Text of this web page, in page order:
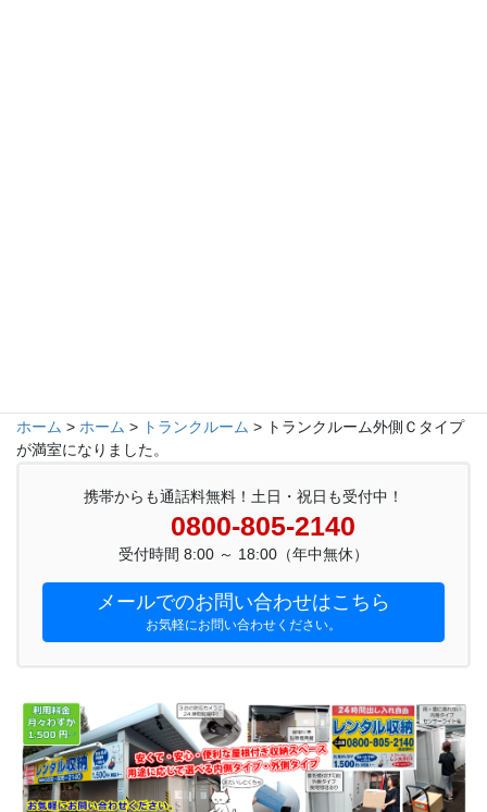
ホーム > ホーム > トランクルーム > トランクルーム外側Ｃタイプ
が満室になりました。
携帯からも通話料無料！土日・祝日も受付中！
0800-805-2140
受付時間 8:00 ～ 18:00（年中無休）
メールでのお問い合わせはこちら
お気軽にお問い合わせください。